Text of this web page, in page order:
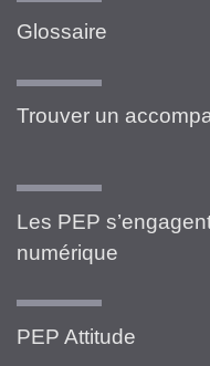
Glossaire
Trouver un
Les PEP
numérique
PEP Attitude